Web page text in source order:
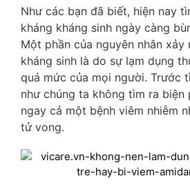
Như các bạn đã biết, hiện nay
kháng kháng sinh ngày càng
Một phần của nguyên nhân
kháng sinh là do sự lạm dụng
quá mức của mọi người. Trước
như chúng ta không tìm ra biện
ngay cả một bệnh viêm nhiễm
tử vong.